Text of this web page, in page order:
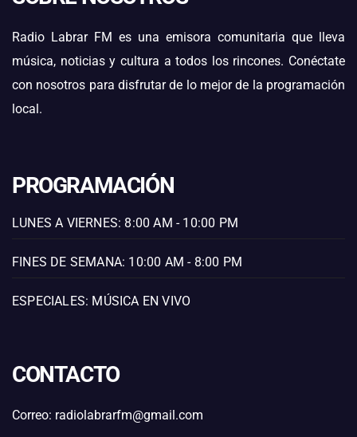
Radio Labrar FM es una emisora comunitaria que lleva
música, noticias y cultura a todos los rincones. Conéctate
con nosotros para disfrutar de lo mejor de la programación
local.
PROGRAMACIÓN
LUNES A VIERNES: 8:00 AM - 10:00 PM
FINES DE SEMANA: 10:00 AM - 8:00 PM
ESPECIALES: MÚSICA EN VIVO
CONTACTO
Correo: radiolabrarfm@gmail.com